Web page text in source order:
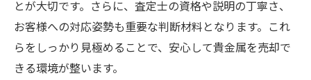
市場変動時に強い貴金属売却術を大公開
市場変動時こそ貴金属売却の好機を掴む
相場変動に左右されない貴金属売却術
とが大切です。さらに、査定士の資格や説明の丁寧さ、
お客様への対応姿勢も重要な判断材料となります。これ
らをしっかり見極めることで、安心して貴金属を売却で
きる環境が整います。